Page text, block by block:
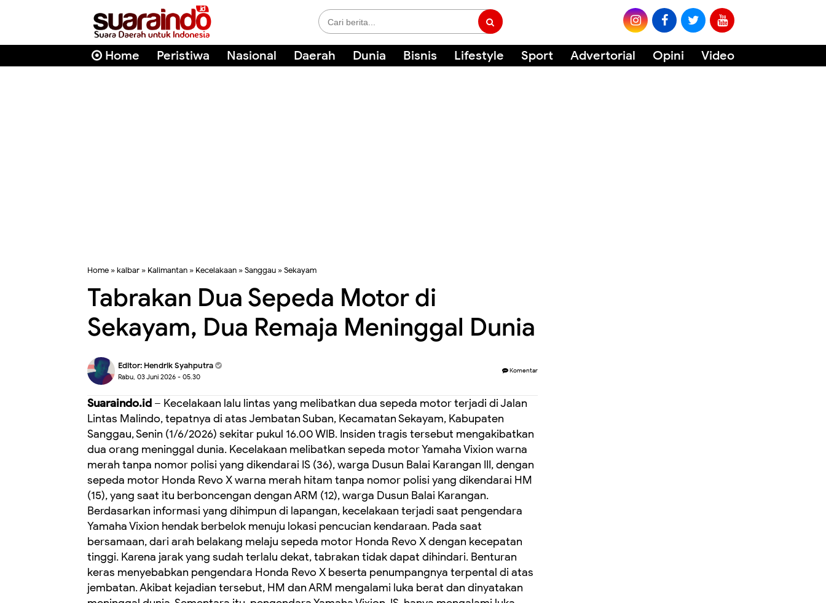
Home Peristiwa Nasional Daerah Dunia Bisnis Lifestyle Sport Advertorial Opini Video
Home »kalbar » Kalimantan » Kecelakaan »Sanggau »Sekayam
Tabrakan Dua Sepeda Motor di
Sekayam, Dua Remaja Meninggal Dunia
Editor: Hendrik Syahputra
Rabu, 03 Juni 2026 - 05.30
Komentar
Suaraindo.id – Kecelakaan lalu lintas yang melibatkan dua sepeda motor terjadi di Jalan
Lintas Malindo, tepatnya di atas Jembatan Suban, Kecamatan Sekayam, Kabupaten
Sanggau, Senin (1/6/2026) sekitar pukul 16.00 WIB. Insiden tragis tersebut mengakibatkan
dua orang meninggal dunia. Kecelakaan melibatkan sepeda motor Yamaha Vixion warna
merah tanpa nomor polisi yang dikendarai IS (36), warga Dusun Balai Karangan III, dengan
sepeda motor Honda Revo X warna merah hitam tanpa nomor polisi yang dikendarai HM
(15), yang saat itu berboncengan dengan ARM (12), warga Dusun Balai Karangan.
Berdasarkan informasi yang dihimpun di lapangan, kecelakaan terjadi saat pengendara
Yamaha Vixion hendak berbelok menuju lokasi pencucian kendaraan. Pada saat
bersamaan, dari arah belakang melaju sepeda motor Honda Revo X dengan kecepatan
tinggi. Karena jarak yang sudah terlalu dekat, tabrakan tidak dapat dihindari. Benturan
keras menyebabkan pengendara Honda Revo X beserta penumpangnya terpental di atas
jembatan. Akibat kejadian tersebut, HM dan ARM mengalami luka berat dan dinyatakan